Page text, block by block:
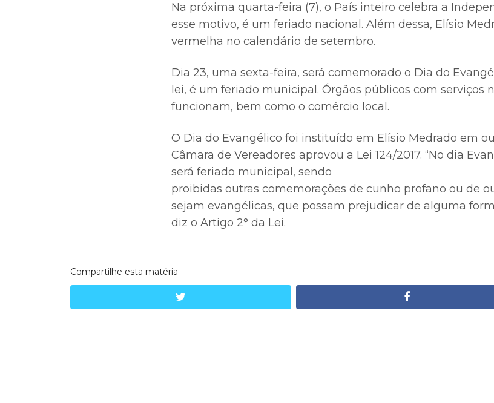
Na próxima quarta-feira (7), o País inteiro celebra a
esse motivo, é um feriado nacional. Além dessa, Elísio
vermelha no calendário de setembro.
Dia 23, uma sexta-feira, será comemorado o Dia do
lei, é um feriado municipal. Órgãos públicos com serviços
funcionam, bem como o comércio local.
O Dia do Evangélico foi instituído em Elísio Medrado em
Câmara de Vereadores aprovou a Lei 124/2017. “No dia
será feriado municipal, sendo
proibidas outras comemorações de cunho profano ou de
sejam evangélicas, que possam prejudicar de alguma
diz o Artigo 2° da Lei.
Compartilhe esta matéria
facebook